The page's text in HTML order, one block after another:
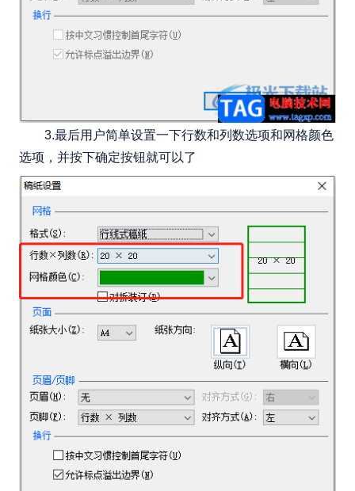
3.最后用户简单设置一下行数和列数选项和网格颜色
选项，并按下确定按钮就可以了